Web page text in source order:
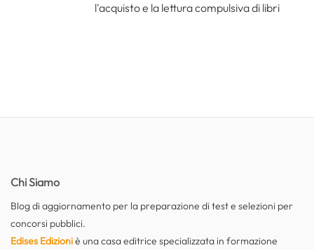
l'acquisto e la lettura compulsiva di libri
Chi Siamo
Blog di aggiornamento per la preparazione di test e selezioni per
concorsi pubblici.
Edises Edizioniè una casa editrice specializzata in formazione